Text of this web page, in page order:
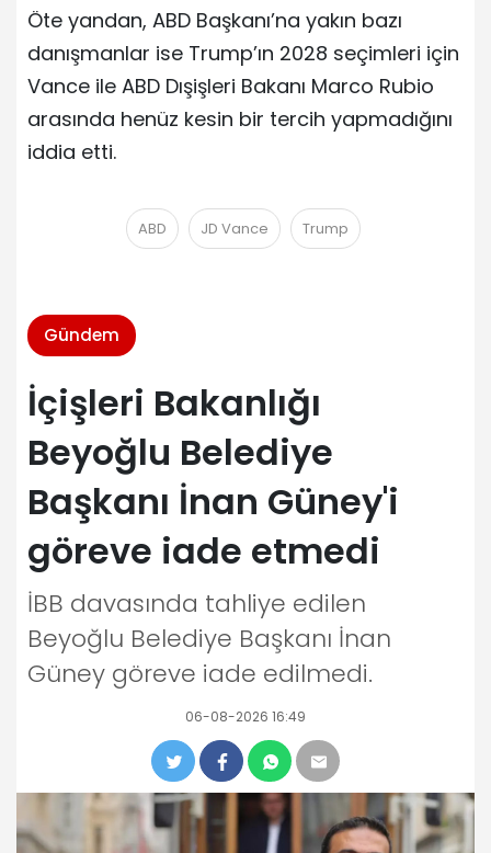
Öte yandan, ABD Başkanı’na yakın bazı
danışmanlar ise Trump’ın 2028 seçimleri için
Vance ile ABD Dışişleri Bakanı Marco Rubio
arasında henüz kesin bir tercih yapmadığını
iddia etti.
ABD JD Vance Trump
Gündem
İçişleri Bakanlığı
Beyoğlu Belediye
Başkanı İnan Güney'i
göreve iade etmedi
İBB davasında tahliye edilen
Beyoğlu Belediye Başkanı İnan
Güney göreve iade edilmedi.
06-08-2026 16:49